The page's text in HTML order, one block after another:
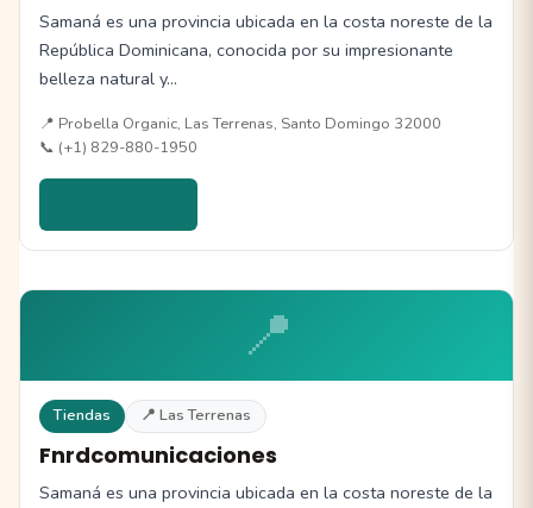
Samaná es una provincia ubicada en la costa noreste de la
República Dominicana, conocida por su impresionante
belleza natural y…
📍 Probella Organic, Las Terrenas, Santo Domingo 32000
📞 (+1) 829-880-1950
📍
Tiendas 📍 Las Terrenas
Fnrdcomunicaciones
Samaná es una provincia ubicada en la costa noreste de la